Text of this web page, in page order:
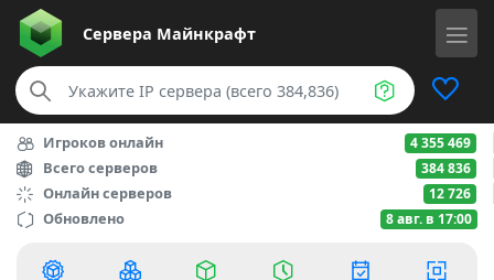
Сервера Майнкрафт
Игроков онлайн 4 355 469
Всего серверов 384 836
Онлайн серверов 12 726
Обновлено 8 авг. в 17:00